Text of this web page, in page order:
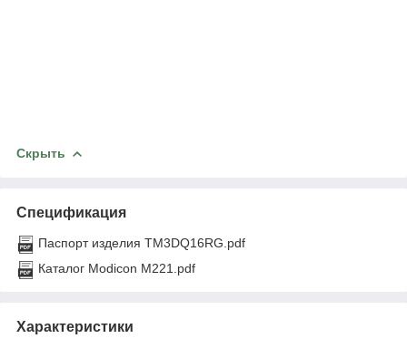
Скрыть
Спецификация
Паспорт изделия TM3DQ16RG.pdf
Каталог Modicon M221.pdf
Характеристики